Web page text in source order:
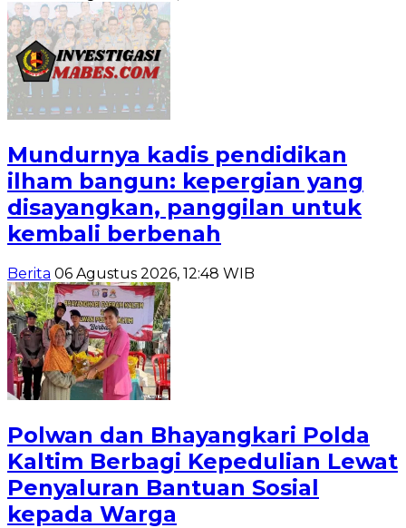
Mundurnya kadis pendidikan
ilham bangun: kepergian yang
disayangkan, panggilan untuk
kembali berbenah
Berita 06 Agustus 2026, 12:48 WIB
Polwan dan Bhayangkari Polda
Kaltim Berbagi Kepedulian Lewat
Penyaluran Bantuan Sosial
kepada Warga